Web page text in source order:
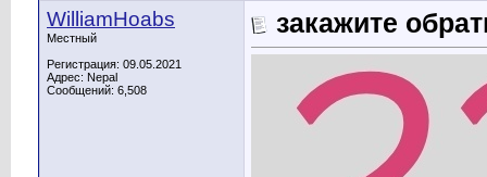
WilliamHoabs
Местный
Регистрация: 09.05.2021
Адрес: Nepal
Сообщений: 6,508
закажите